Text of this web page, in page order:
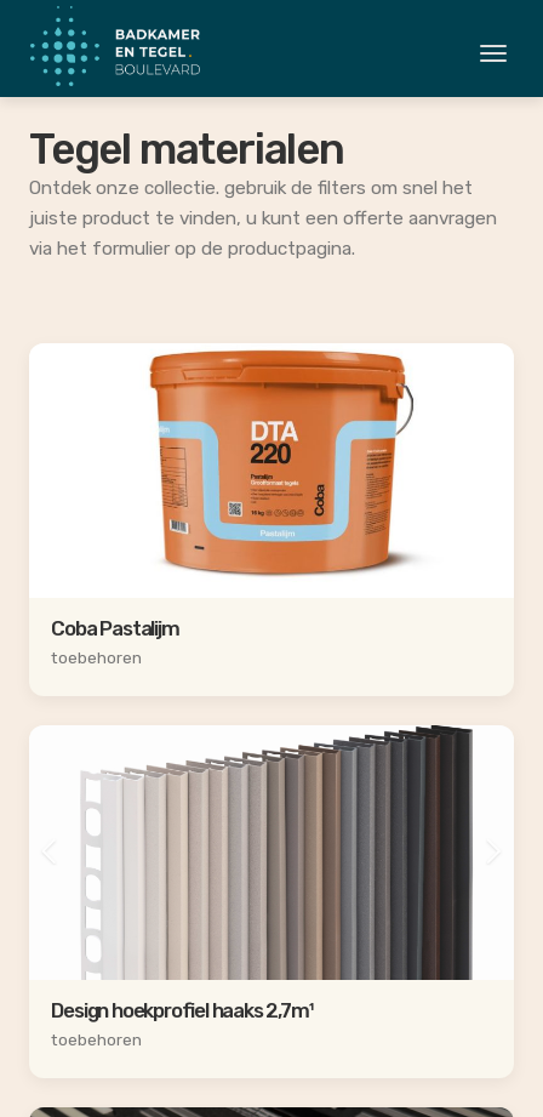
Tegel materialen
Ontdek onze collectie. gebruik de filters om snel het
juiste product te vinden, u kunt een offerte aanvragen
via het formulier op de productpagina.
Coba Pastalijm
toebehoren
Design hoekprofiel haaks 2,7m¹
toebehoren